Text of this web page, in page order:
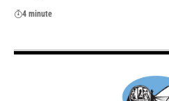
4 minute